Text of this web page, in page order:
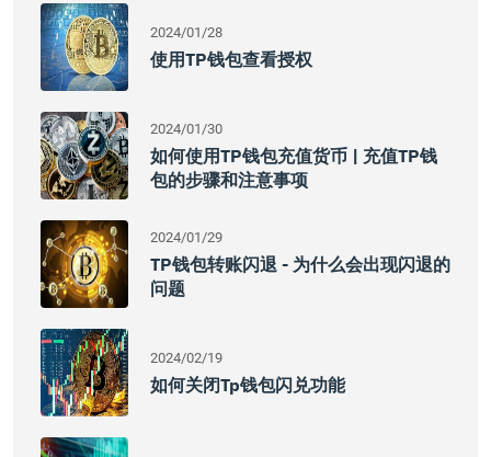
2024/01/28
使用TP钱包查看授权
2024/01/30
如何使用TP钱包充值货币 | 充值TP钱
包的步骤和注意事项
2024/01/29
TP钱包转账闪退 - 为什么会出现闪退的
问题
2024/02/19
如何关闭tp钱包闪兑功能